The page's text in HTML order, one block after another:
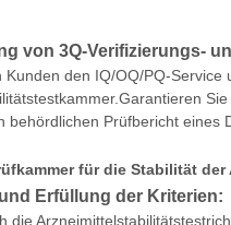
von 3Q-Verifizierungs-
den IQ/OQ/PQ-
behördlichen Prüfbericht eines
für die Stabilität
Erfüllung der Kriterien:
die